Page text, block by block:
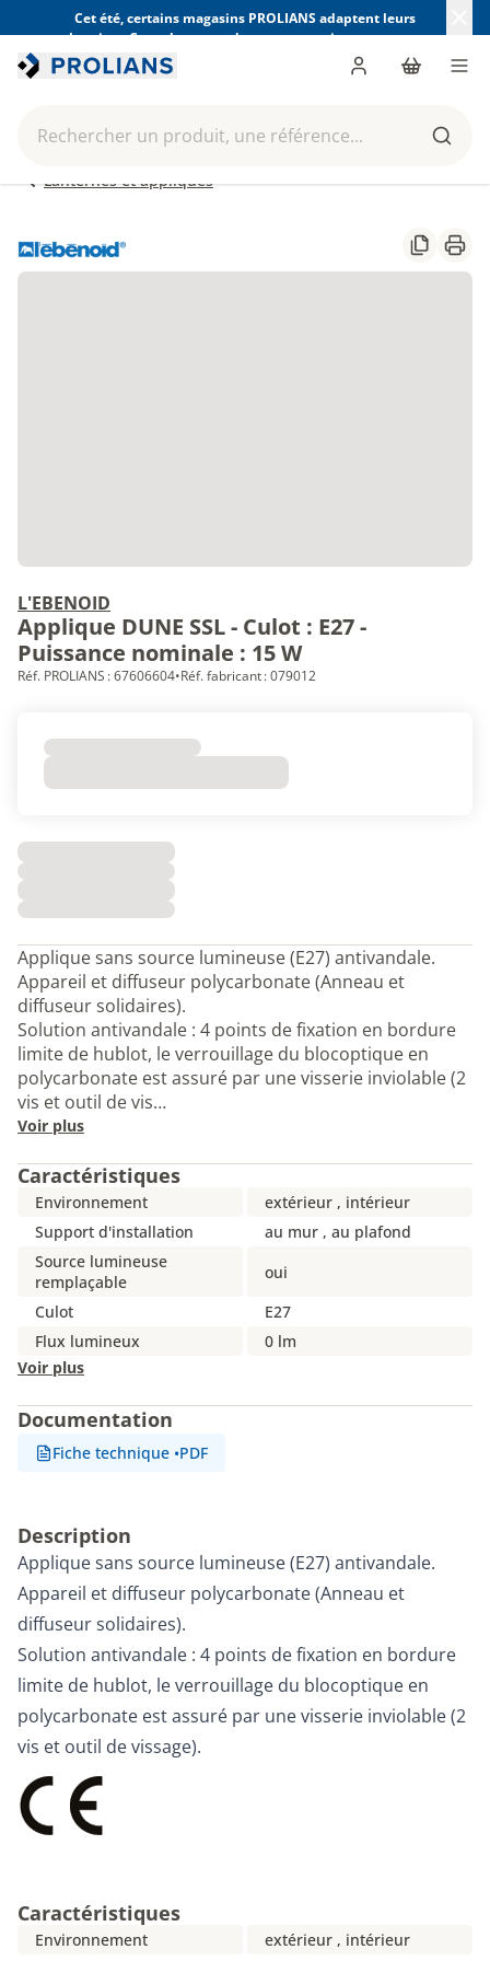
Cet été, certains magasins PROLIANS adaptent leurs
horaires. Consultez ceux de votre magasin avant votre
visite.
Rechercher un produit, une référence...
Panier
Lanternes et appliques
Partager
L'EBENOID
Applique DUNE SSL - Culot : E27 -
Puissance nominale : 15 W
Réf. PROLIANS : 67606604•Réf. fabricant : 079012
Applique sans source lumineuse (E27) antivandale.
Appareil et diffuseur polycarbonate (Anneau et
diffuseur solidaires).
Solution antivandale : 4 points de fixation en bordure
limite de hublot, le verrouillage du blocoptique en
polycarbonate est assuré par une visserie inviolable (2
vis et outil de vis…
Voir plus
Caractéristiques
Environnement
extérieur , intérieur
Support d'installation
au mur , au plafond
Source lumineuse
remplaçable
oui
Culot
E27
Flux lumineux
0 lm
Voir plus
Documentation
Fiche technique •PDF
Description
Applique sans source lumineuse (E27) antivandale.
Appareil et diffuseur polycarbonate (Anneau et
diffuseur solidaires).
Solution antivandale : 4 points de fixation en bordure
limite de hublot, le verrouillage du blocoptique en
polycarbonate est assuré par une visserie inviolable (2
vis et outil de vissage).
Caractéristiques
Environnement
extérieur , intérieur